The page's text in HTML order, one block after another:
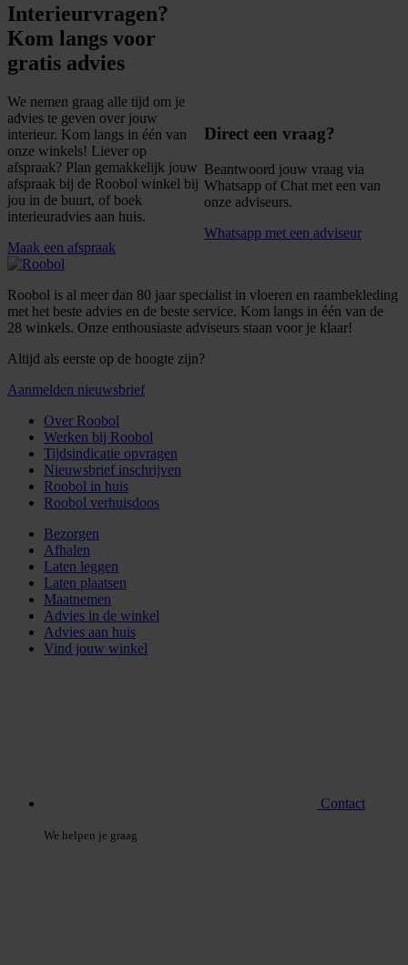
Interieurvragen?
Kom langs voor
gratis advies
We nemen graag alle tijd om je
advies te geven over jouw
interieur. Kom langs in één van
onze winkels! Liever op
afspraak? Plan gemakkelijk jouw
afspraak bij de Roobol winkel bij
jou in de buurt, of boek
interieuradvies aan huis.
Maak een afspraak
Direct een vraag?
Beantwoord jouw vraag via
Whatsapp of Chat met een van
onze adviseurs.
Whatsapp met een adviseur
Roobol is al meer dan 80 jaar specialist in vloeren en raambekleding
met het beste advies en de beste service. Kom langs in één van de
28 winkels. Onze enthousiaste adviseurs staan voor je klaar!
Altijd als eerste op de hoogte zijn?
Aanmelden nieuwsbrief
Over Roobol
Werken bij Roobol
Tijdsindicatie opvragen
Nieuwsbrief inschrijven
Roobol in huis
Roobol verhuisdoos
Bezorgen
Afhalen
Laten leggen
Laten plaatsen
Maatnemen
Advies in de winkel
Advies aan huis
Vind jouw winkel
Contact
We helpen je graag